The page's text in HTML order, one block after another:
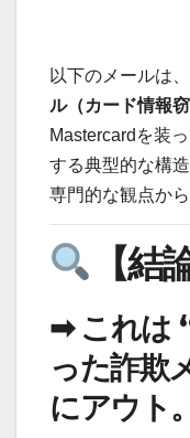
以下のメールは、
ル（カード情報窃
Mastercardを装
する典型的な構造
専門的な観点か
【結
➡ これは
った詐欺
にアウト。